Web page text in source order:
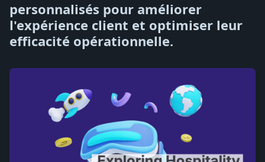
personnalisés pour améliorer
l'expérience client et optimiser leur
efficacité opérationnelle.